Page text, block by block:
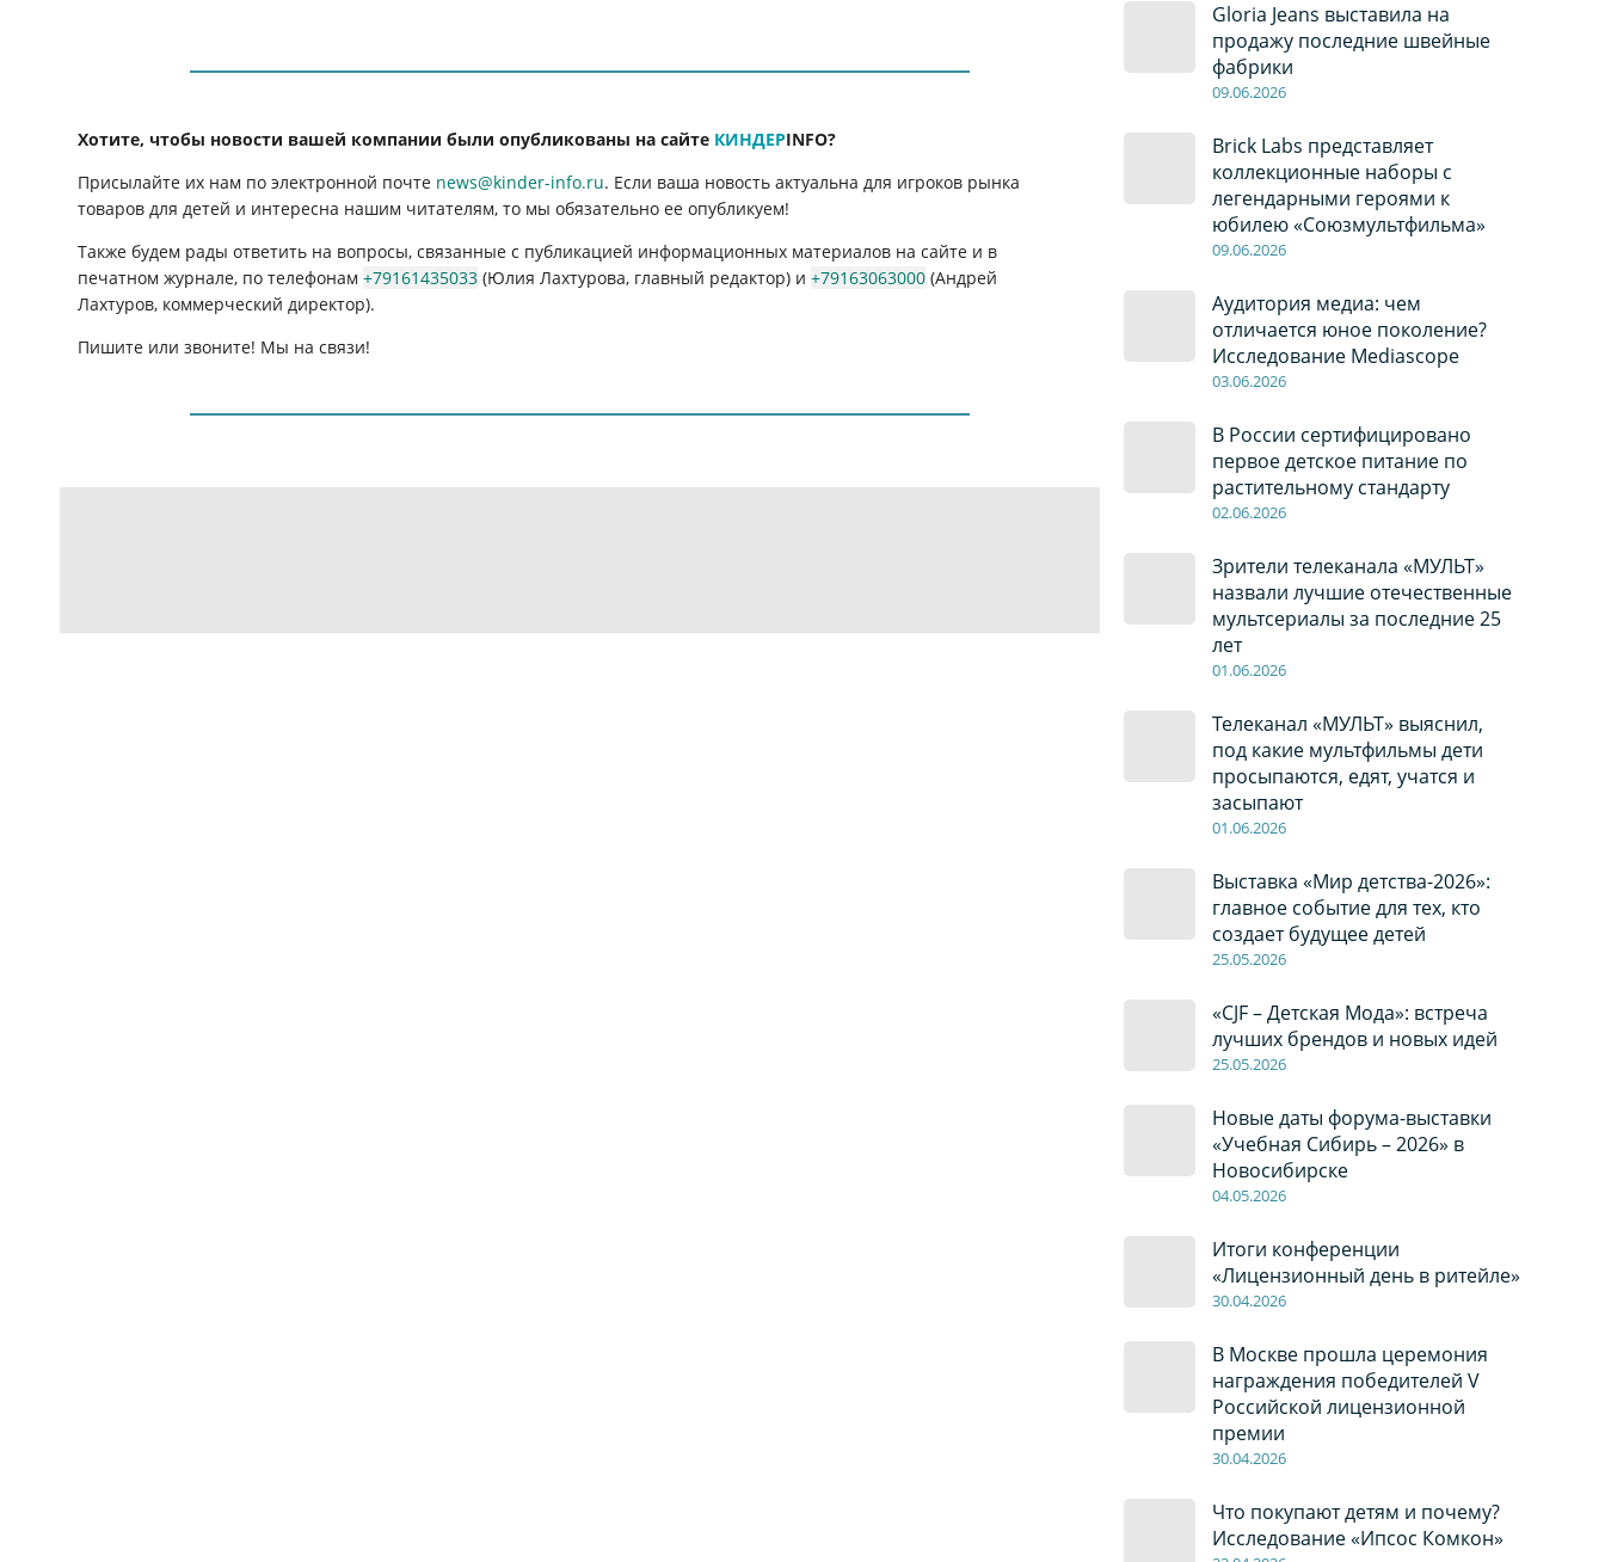
Gloria Jeans выставила на
продажу последние швейные
фабрики
09.06.2026
Brick Labs представляет
коллекционные наборы с
легендарными героями к
юбилею «Союзмультфильма»
09.06.2026
Аудитория медиа: чем
отличается юное поколение?
Исследование Mediascope
03.06.2026
В России сертифицировано
первое детское питание по
растительному стандарту
02.06.2026
Зрители телеканала «МУЛЬТ»
назвали лучшие отечественные
мультсериалы за последние 25
лет
01.06.2026
Телеканал «МУЛЬТ» выяснил,
под какие мультфильмы дети
просыпаются, едят, учатся и
засыпают
01.06.2026
Выставка «Мир детства-2026»:
главное событие для тех, кто
создает будущее детей
25.05.2026
«CJF – Детская Мода»: встреча
лучших брендов и новых идей
25.05.2026
Новые даты форума-выставки
«Учебная Сибирь – 2026» в
Новосибирске
04.05.2026
Итоги конференции
«Лицензионный день в ритейле»
30.04.2026
В Москве прошла церемония
награждения победителей V
Российской лицензионной
премии
30.04.2026
Что покупают детям и почему?
Исследование «Ипсос Комкон»
Хотите, чтобы новости вашей компании были опубликованы на сайте КИНДЕРINFO?
Присылайте их нам по электронной почте news@kinder-info.ru. Если ваша новость актуальна для игроков рынка
товаров для детей и интересна нашим читателям, то мы обязательно ее опубликуем!
Также будем рады ответить на вопросы, связанные с публикацией информационных материалов на сайте и в
печатном журнале, по телефонам+79161435033 (Юлия Лахтурова, главный редактор) и+79163063000 (Андрей
Лахтуров, коммерческий директор).
Пишите или звоните! Мы на связи!